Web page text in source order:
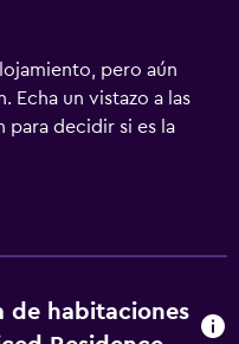
pero aún
Echa un vistazo a las
para decidir si es la
de habitaciones